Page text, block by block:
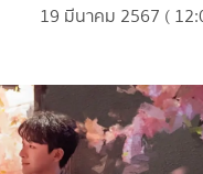
19 มีนาคม 2567 (